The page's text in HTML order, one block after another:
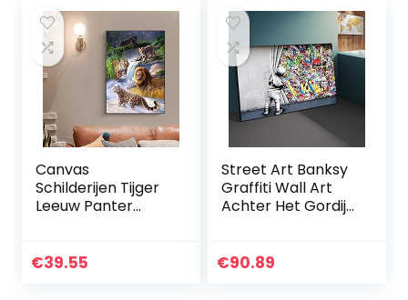
Canvas
Schilderijen Tijger
Leeuw Panter
Posters en Prints
€39.55
Street Art Banksy
Graffiti Wall Art
Achter Het Gordijn
Art Pictures voor
€90.89